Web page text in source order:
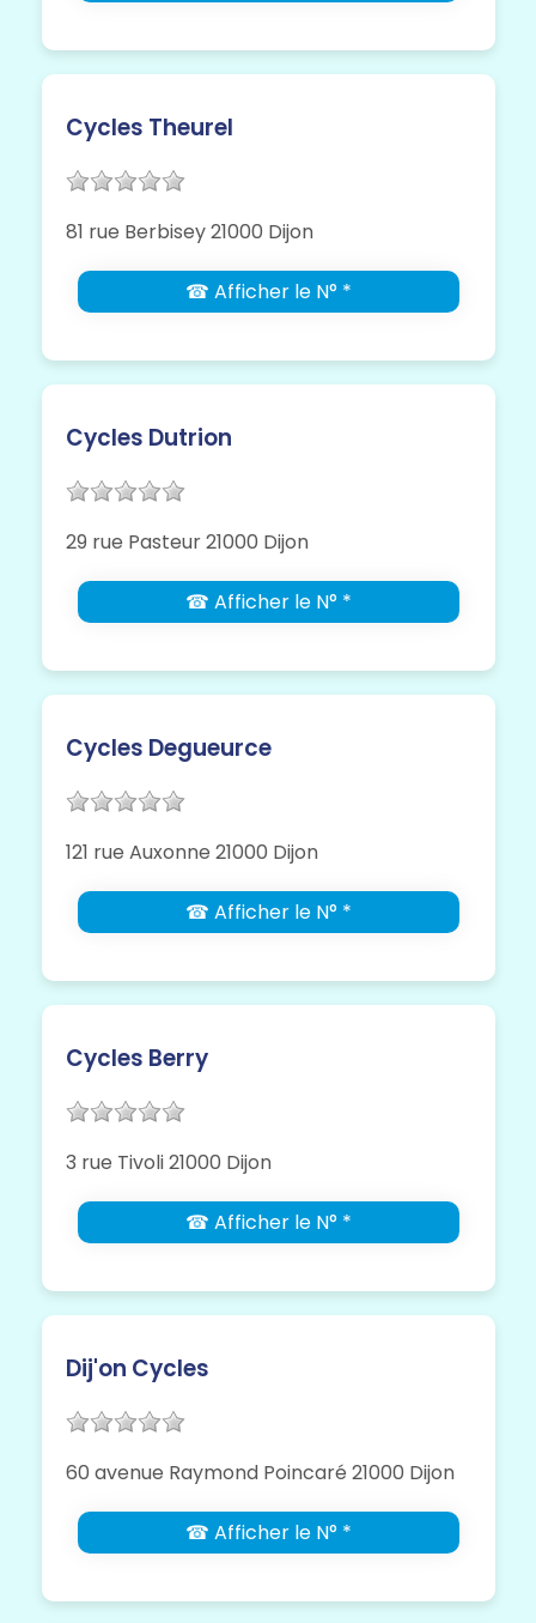
Cycles Theurel
81 rue Berbisey 21000 Dijon
☎ Afficher le N° *
Cycles Dutrion
29 rue Pasteur 21000 Dijon
☎ Afficher le N° *
Cycles Degueurce
121 rue Auxonne 21000 Dijon
☎ Afficher le N° *
Cycles Berry
3 rue Tivoli 21000 Dijon
☎ Afficher le N° *
Dij'on Cycles
60 avenue Raymond Poincaré 21000 Dijon
☎ Afficher le N° *